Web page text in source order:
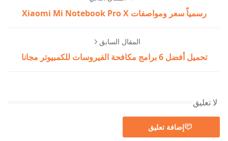
رسمياً سعر ومواصفات Xiaomi Mi Notebook Pro X
المقال السابق
تحميل أفضل 6 برامج مكافحة الفيروسات للكمبيوتر مجانا
لا تعليق
إضافة تعليق